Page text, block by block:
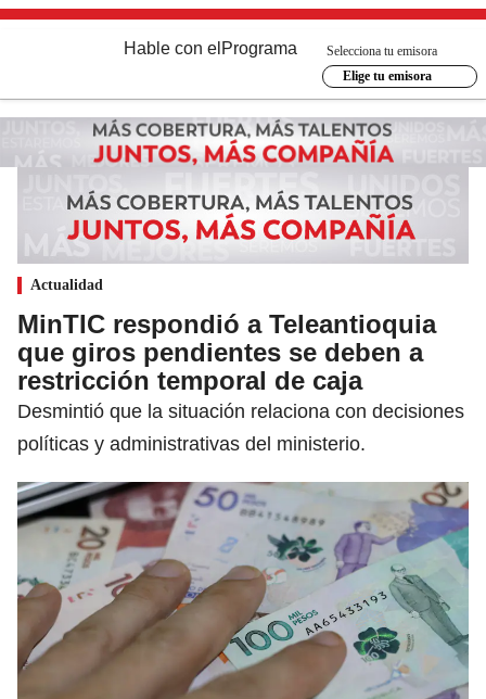
Hable con el Programa
Selecciona tu emisora
Elige tu emisora
Actualidad
MinTIC respondió a Teleantioquia
que giros pendientes se deben a
restricción temporal de caja
Desmintió que la situación relaciona con decisiones
políticas y administrativas del ministerio.